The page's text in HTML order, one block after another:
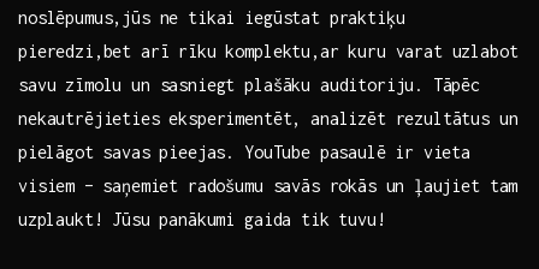
noslēpumus,jūs ‍ne tikai ‍iegūstat praktiķu
pieredzi,bet arī rīku komplektu,ar kuru varat uzlabot
savu zīmolu un sasniegt plašāku auditoriju.⁢ Tāpēc
nekautrējieties eksperimentēt, analizēt​ rezultātus un
⁤pielāgot savas ‍pieejas. YouTube pasaulē ir⁢ vieta
visiem – ⁤saņemiet radošumu savās ‍rokās un ⁣ļaujiet tam
⁤uzplaukt! Jūsu​ panākumi gaida tik tuvu!